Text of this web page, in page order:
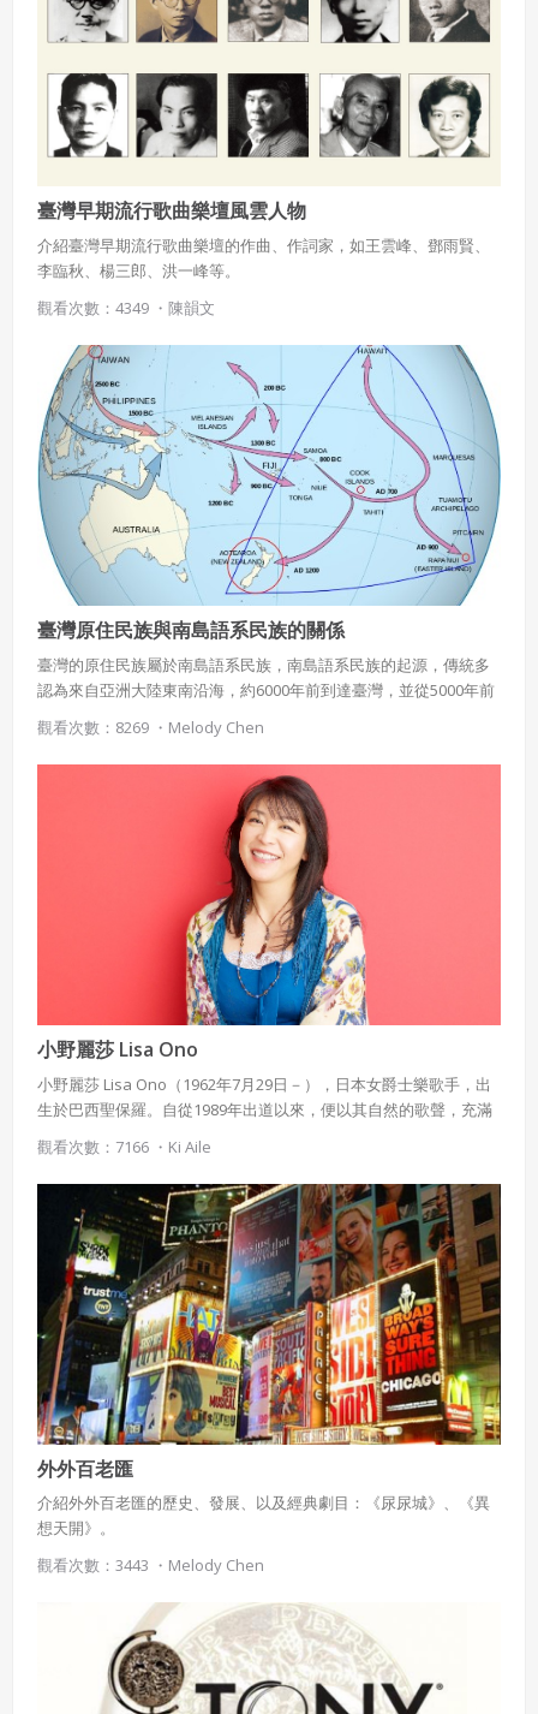
臺灣早期流行歌曲樂壇風雲人物
介紹臺灣早期流行歌曲樂壇的作曲、作詞家，如王雲峰、鄧雨賢、
李臨秋、楊三郎、洪一峰等。
觀看次數：4349 ・ 陳韻文
臺灣原住民族與南島語系民族的關係
臺灣的原住民族屬於南島語系民族，南島語系民族的起源，傳統多
認為來自亞洲大陸東南沿海，約6000年前到達臺灣，並從5000年前
開始，依序往四周擴散。
觀看次數：8269 ・ Melody Chen
小野麗莎 Lisa Ono
小野麗莎 Lisa Ono（1962年7月29日－），日本女爵士樂歌手，出
生於巴西聖保羅。自從1989年出道以來，便以其自然的歌聲，充滿
觀看次數：7166 ・ Ki Aile
外外百老匯
介紹外外百老匯的歷史、發展、以及經典劇目：《尿尿城》、《異
想天開》。
觀看次數：3443 ・ Melody Chen
使用 Facebook 帳號登入
使用 Google 帳號登入
使用 Facebook 帳號註冊
使用 Google 帳號註冊
已閱讀使用條款和隱私政策
已經有註冊帳號了嗎？點擊立刻登入
緣會員有意願吉寶知識系統（本系統），經註冊本
系統表示您同意會員合約：
一、定義條款
授權內容：係指吉寶系統有限公司（吉寶系統公司）所有或
經授權使用而置放於吉寶知識系統網站或系統內之著作物。
衍生著作：係指就授權內容改作之創作。
二、會員規範
會員同意遵守本系統之會員規範、著作權條款及隱私權政
違反前項約定者，本系統得終止會員資格。
三、著作權授權
我同意上述會員條款
同意上述條款，確定註冊